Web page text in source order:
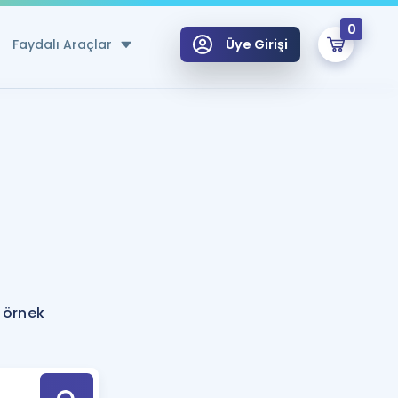
Faydalı Araçlar
Hesaplama Aracı
için Öneriler
Tek Takvimde
Üye Girişi
0